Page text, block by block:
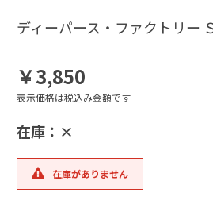
ディーパース・ファクトリー
￥3,850
表示価格は税込み金額です
在庫：×
在庫がありません